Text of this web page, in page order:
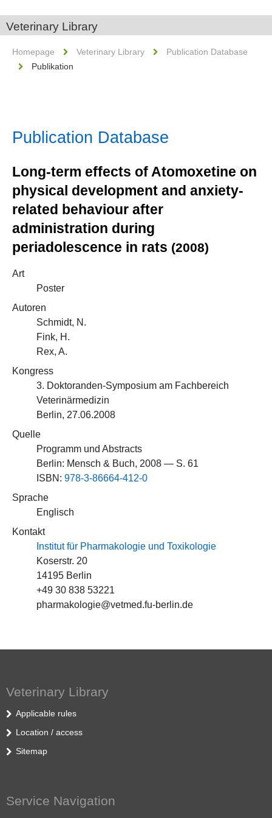
Veterinary Library
Homepage Veterinary Library
Publication Database
Publikation
Publication Database
Long-term effects of Atomoxetine on
physical development and anxiety-
related behaviour after
administration during
periadolescence in rats (2008)
Art
Poster
Autoren
Schmidt, N.
Fink, H.
Rex, A.
Kongress
3. Doktoranden-Symposium am Fachbereich
Veterinärmedizin
Berlin, 27.06.2008
Quelle
Programm und Abstracts
Berlin: Mensch & Buch, 2008 — S. 61
ISBN: 978-3-86664-412-0
Sprache
Englisch
Kontakt
Institut für Pharmakologie und Toxikologie
Koserstr. 20
14195 Berlin
+49 30 838 53221
pharmakologie@vetmed.fu-berlin.de
Veterinary Library
Applicable rules
Location / access
Sitemap
Service Navigation